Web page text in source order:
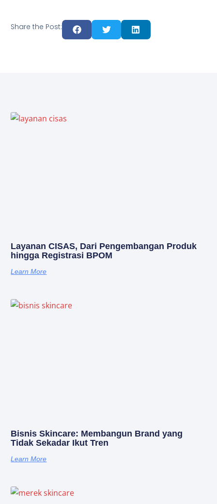
Share the Post:
Layanan CISAS, Dari Pengembangan Produk
hingga Registrasi BPOM
Learn More
Bisnis Skincare: Membangun Brand yang
Tidak Sekadar Ikut Tren
Learn More